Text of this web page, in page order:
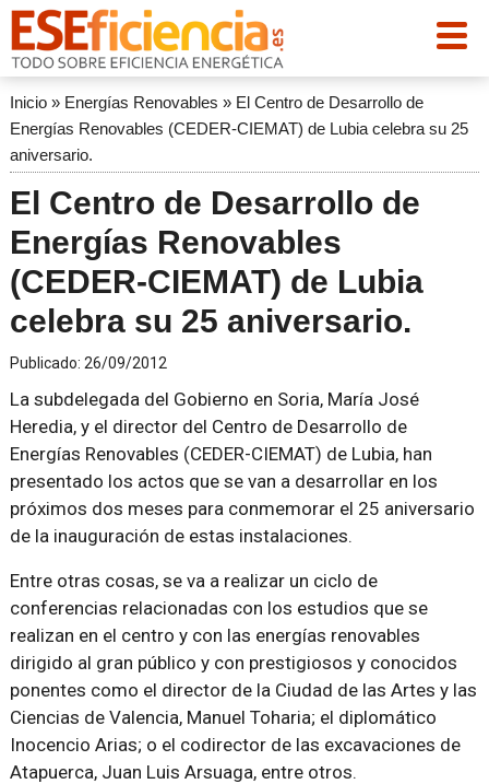
Inicio» Energías Renovables » El Centro de Desarrollo de
Energías Renovables (CEDER-CIEMAT) de Lubia celebra su 25
aniversario.
El Centro de Desarrollo de
Energías Renovables
(CEDER-CIEMAT) de Lubia
celebra su 25 aniversario.
Publicado: 26/09/2012
La subdelegada del Gobierno en Soria, María José
Heredia, y el director del Centro de Desarrollo de
Energías Renovables (CEDER-CIEMAT) de Lubia, han
presentado los actos que se van a desarrollar en los
próximos dos meses para conmemorar el 25 aniversario
de la inauguración de estas instalaciones.
Entre otras cosas, se va a realizar un ciclo de
conferencias relacionadas con los estudios que se
realizan en el centro y con las energías renovables
dirigido al gran público y con prestigiosos y conocidos
ponentes como el director de la Ciudad de las Artes y las
Ciencias de Valencia, Manuel Toharia; el diplomático
Inocencio Arias; o el codirector de las excavaciones de
Atapuerca, Juan Luis Arsuaga, entre otros.